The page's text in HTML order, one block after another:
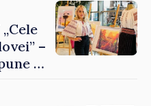
–
să